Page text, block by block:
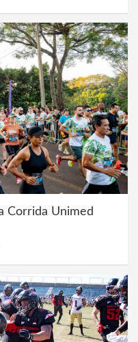
Corrida Unimed